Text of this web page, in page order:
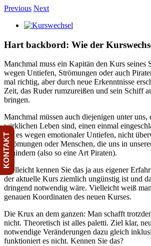
Skip
content
Previous Next
View
Image
Hart backbord: Wie der
Manchmal muss ein Kapitän den Kurs seines
wegen Untiefen, Strömungen oder auch
mal richtig, aber durch neue Erkenntnisse
Zeit, das Ruder rumzureißen und sein Schiff
bringen.
Manchmal müssen auch diejenigen unter
wirklichen Leben sind, einen einmal
Sei es wegen emotionaler Untiefen, nicht
Strömungen oder Menschen, die uns in
behindern (also so eine Art Piraten).
Vielleicht kennen Sie das ja aus eigener
der aktuelle Kurs ziemlich ungünstig ist und
dringend notwendig wäre. Vielleicht weiß
genauen Koordinaten des neuen Kurses.
Die Krux an dem ganzen: Man schafft
nicht. Theoretisch ist alles paletti. Ziel klar,
notwendige Veränderungen dazu gleich
funktioniert es nicht. Kennen Sie das?
KONTAKT